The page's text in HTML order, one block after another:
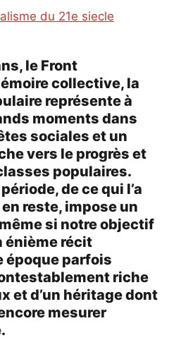
du 21e siecle
le Front
collective, la
représente à
moments dans
sociales et un
vers le progrès et
populaires.
de ce qui l’a
reste, impose un
si notre objectif
énième récit
époque parfois
riche
et d’un héritage dont
mesurer